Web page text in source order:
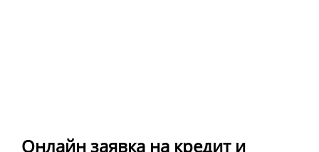
Онлайн заявка на кредит и